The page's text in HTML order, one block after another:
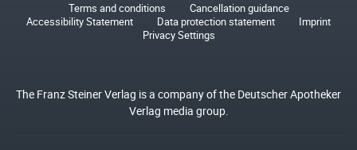
Terms and conditions
Cancellation guidance
Accessibility Statement
Data protection statement
Imprint
Privacy Settings
The Franz Steiner Verlag is a company of the Deutscher Apotheker
Verlag media group.